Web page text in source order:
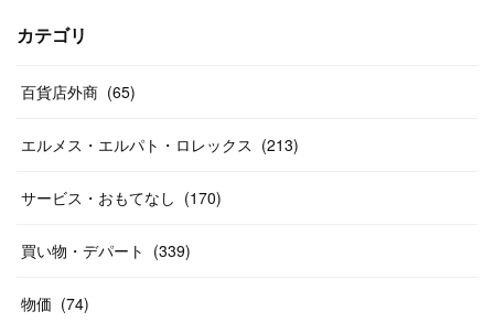
(17
(12)
(13
(14)
(29
(24)
(26
(26
(20)
(14
(46
(55
(38)
(20
(31
58)
10
(33
(46)
(20
カテゴリ
百貨店外商 (65)
エルメス・エルパト・ロレックス (213)
サービス・おもてなし (170)
買い物・デパート (339)
物価 (74)